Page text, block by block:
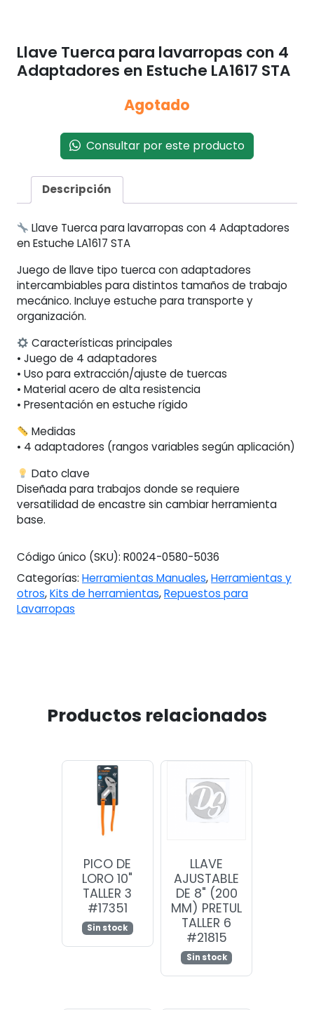
Llave Tuerca para lavarropas con 4
Adaptadores en Estuche LA1617 STA
Agotado
Consultar por este producto
Descripción
Llave Tuerca para lavarropas con 4 Adaptadores
en Estuche LA1617 STA
Juego de llave tipo tuerca con adaptadores
intercambiables para distintos tamaños de trabajo
mecánico. Incluye estuche para transporte y
organización.
Características principales
• Juego de 4 adaptadores
• Uso para extracción/ajuste de tuercas
• Material acero de alta resistencia
• Presentación en estuche rígido
Medidas
• 4 adaptadores (rangos variables según aplicación)
Dato clave
Diseñada para trabajos donde se requiere
versatilidad de encastre sin cambiar herramienta
base.
Código único (SKU): R0024-0580-5036
Categorías: Herramientas Manuales,Herramientas y
otros,Kits de herramientas,Repuestos para
Lavarropas
Productos relacionados
PICO DE
LORO 10"
TALLER 3
#17351
Sin stock
LLAVE
AJUSTABLE
DE 8" (200
MM) PRETUL
TALLER 6
#21815
Sin stock